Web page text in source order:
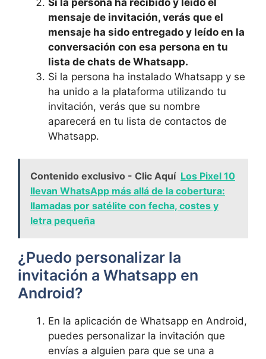
mensaje de invitación, verás que el
mensaje ha sido entregado y leído en la
conversación con esa persona en tu
lista de chats de Whatsapp.
Si la persona ha instalado Whatsapp y se
ha unido a la plataforma utilizando tu
invitación, verás que su nombre
aparecerá en tu lista de contactos de
Whatsapp.
Contenido exclusivo - Clic Aquí Los Pixel 10
llevan WhatsApp más allá de la cobertura:
llamadas por satélite con fecha, costes y
letra pequeña
¿Puedo personalizar la
invitación a Whatsapp en
Android?
En la aplicación de Whatsapp en Android,
puedes personalizar la invitación que
envías a alguien para que se una a